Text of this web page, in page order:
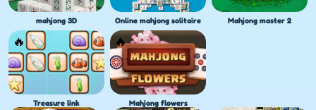
mahjong 3D Online mahjong solitaire Mahjong master 2
Treasure link Mahjong flowers